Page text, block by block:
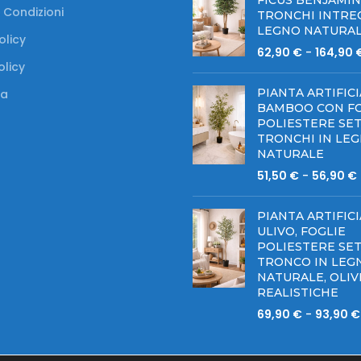
Condizioni
TRONCHI
LEGNO
62,90 € - 164,90
PIANTA
BAMBOO CON
POLIESTERE
TRONCHI IN
NATURALE
51,50 € - 56,90 €
PIANTA
ULIVO, FOGLIE
POLIESTERE
TRONCO IN
NATURALE,
REALISTICHE
69,90 € - 93,90 €